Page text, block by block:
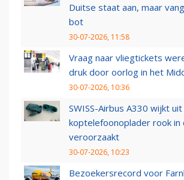
Duitse staat aan, maar
bot
30-07-2026, 11:58
Vraag naar vliegtickets
druk door oorlog in het
30-07-2026, 10:36
SWISS-Airbus A330 wijkt
koptelefoonoplader rook in
veroorzaakt
30-07-2026, 10:23
Bezoekersrecord voor